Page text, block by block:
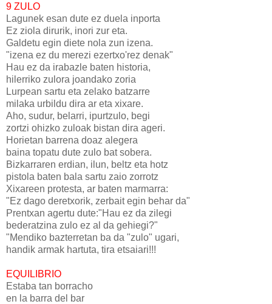
9 ZULO
Lagunek esan dute ez duela inporta
Ez ziola dirurik, inori zur eta.
Galdetu egin diete nola zun izena.
"izena ez du merezi ezertxo'rez denak"
Hau ez da irabazle baten historia,
hilerriko zulora joandako zoria
Lurpean sartu eta zelako batzarre
milaka urbildu dira ar eta xixare.
Aho, sudur, belarri, ipurtzulo, begi
zortzi ohizko zuloak bistan dira ageri.
Horietan barrena doaz alegera
baina topatu dute zulo bat sobera.
Bizkarraren erdian, ilun, beltz eta hotz
pistola baten bala sartu zaio zorrotz
Xixareen protesta, ar baten marmarra:
"Ez dago deretxorik, zerbait egin behar da"
Prentxan agertu dute:"Hau ez da zilegi
bederatzina zulo ez al da gehiegi?"
"Mendiko bazterretan ba da "zulo" ugari,
handik armak hartuta, tira etsaiari!!!
EQUILIBRIO
Estaba tan borracho
en la barra del bar